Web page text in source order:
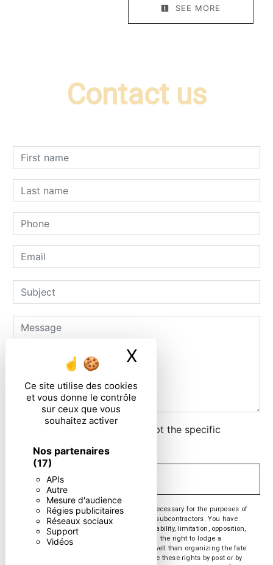
Ce site utilise des cookies
et vous donne le contrôle
sur ceux que vous
souhaitez activer
Nos partenaires
(17)
APIs
Autre
Mesure d'audience
Régies publicitaires
Réseaux sociaux
Support
Vidéos
X
SEE MORE
Contact us
By checking this box, I accept the specific
conditions below **
** The personal data communicated are necessary for the purposes of
contacting you. They are intended and its subcontractors. You have
rights of access, rectification, erasure, portability, limitation, opposition,
withdrawal of your consent at any time and the right to lodge a
complaint with a supervisory authority, as well than organizing the fate
of your post-mortem data. You can exercise these rights by post or by